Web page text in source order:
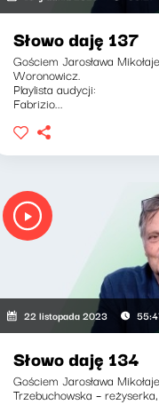
Słowo daję 137
Gościem Jarosława
Woronowicz.
Playlista audycji:
Fabrizio...
22 listopada 2023
Słowo daję 134
Gościem Jarosława
Trzebuchowska –